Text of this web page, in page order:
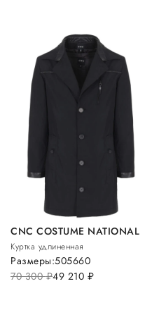
CNC COSTUME NATIONAL
Куртка удлиненная
70 300руб.49 210 руб.
Размеры:505660